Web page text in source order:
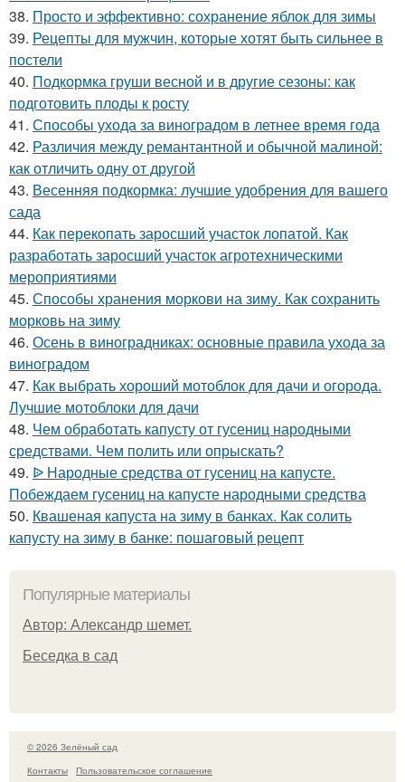
38. Просто и эффективно: сохранение яблок для зимы
39. Рецепты для мужчин, которые хотят быть сильнее в
постели
40. Подкормка груши весной и в другие сезоны: как
подготовить плоды к росту
41. Способы ухода за виноградом в летнее время года
42. Различия между ремантантной и обычной малиной:
как отличить одну от другой
43. Весенняя подкормка: лучшие удобрения для вашего
сада
44. Как перекопать заросший участок лопатой. Как
разработать заросший участок агротехническими
мероприятиями
45. Способы хранения моркови на зиму. Как сохранить
морковь на зиму
46. Осень в виноградниках: основные правила ухода за
виноградом
47. Как выбрать хороший мотоблок для дачи и огорода.
Лучшие мотоблоки для дачи
48. Чем обработать капусту от гусениц народными
средствами. Чем полить или опрыскать?
49. ᐉ Народные средства от гусениц на капусте.
Побеждаем гусениц на капусте народными средства
50. Квашеная капуста на зиму в банках. Как солить
капусту на зиму в банке: пошаговый рецепт
Популярные материалы
Автор: Александр шемет.
Беседка в сад
© 2026 Зелёный сад
Контакты
Пользовательское соглашение